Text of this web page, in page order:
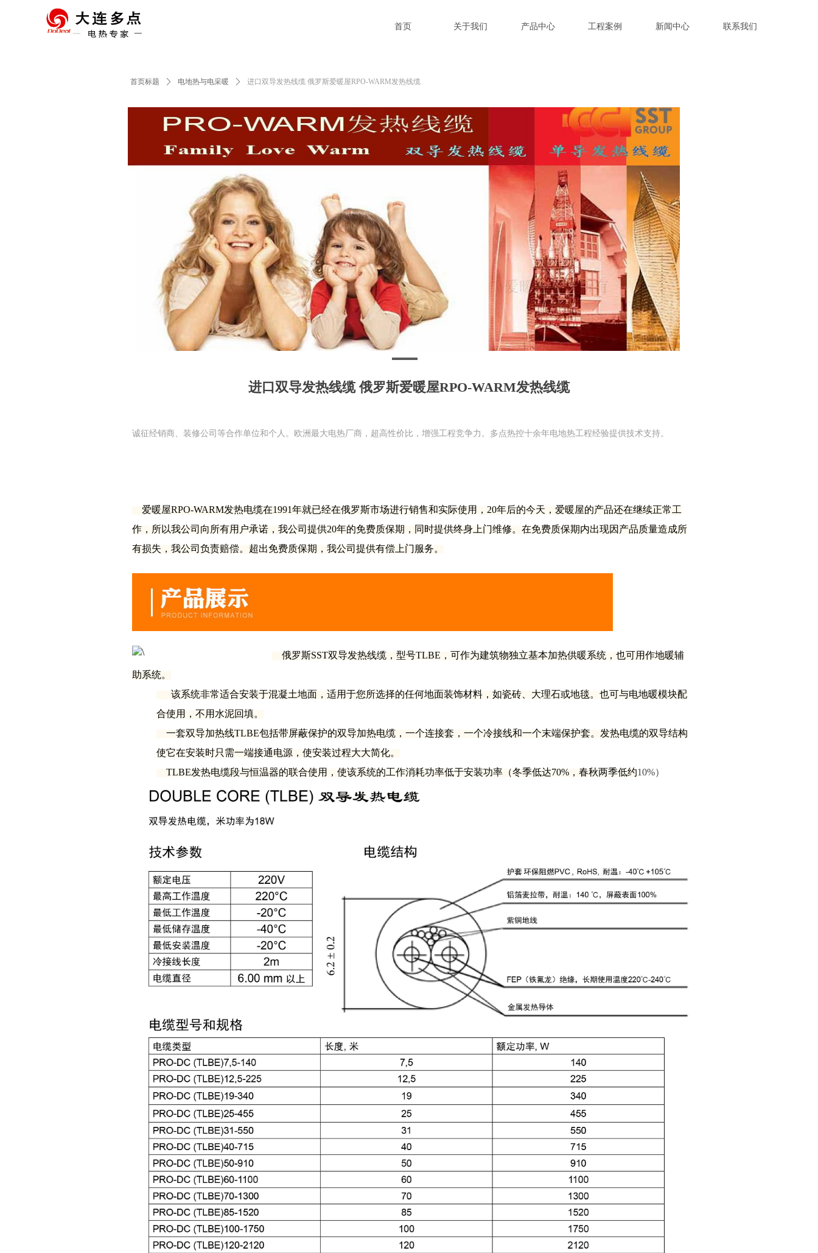
首页 关于我们 产品中心 工程案例 新闻中心 联系我们
首页标题 ꄲ 电地热与电采暖 ꄲ 进口双导发热线缆 俄罗斯爱暖屋RPO-WARM发热线缆
进口双导发热线缆 俄罗斯爱暖屋RPO-WARM发热线缆
诚征经销商、装修公司等合作单位和个人。欧洲最大电热厂商，超高性价比，增强工程竞争力。多点热控十余年电地热工程经验提供技术支持。
爱暖屋RPO-WARM发热电缆在1991年就已经在俄罗斯市场进行销售和实际使用，20年后的今天，爱暖屋的产品还在继续正常工
作，所以我公司向所有用户承诺，我公司提供20年的免费质保期，同时提供终身上门维修。在免费质保期内出现因产品质量造成所
有损失，我公司负责赔偿。超出免费质保期，我公司提供有偿上门服务。
俄罗斯SST双导发热线缆，型号TLBE，可作为建筑物独立基本加热供暖系统，也可用作地暖辅
助系统。
该系统非常适合安装于混凝土地面，适用于您所选择的任何地面装饰材料，如瓷砖、大理石或地毯。也可与电地暖模块配
合使用，不用水泥回填。
一套双导加热线TLBE包括带屏蔽保护的双导加热电缆，一个连接套，一个冷接线和一个末端保护套。发热电缆的双导结构
使它在安装时只需一端接通电源，使安装过程大大简化。
TLBE发热电缆段与恒温器的联合使用，使该系统的工作消耗功率低于安装功率（冬季低达70%，春秋两季低约10%）